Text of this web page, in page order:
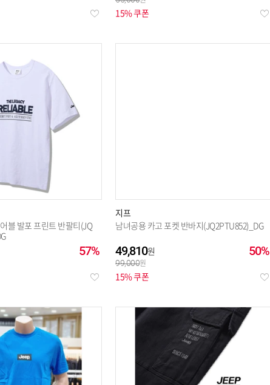
15% 쿠폰
블 발포 프린트 반팔티(JQ
57%
지프
남녀공용 카고 포켓 반바지(JQ2PTU852)_DG
50%
49,810
99,000
15% 쿠폰